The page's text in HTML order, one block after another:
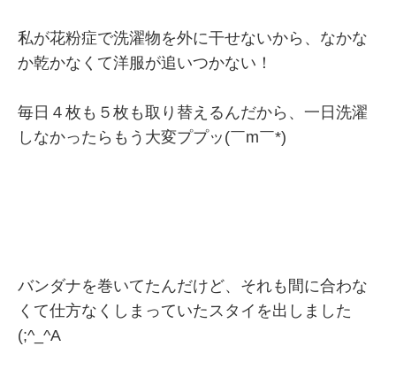
私が花粉症で洗濯物を外に干せないから、なかな
か乾かなくて洋服が追いつかない！
毎日４枚も５枚も取り替えるんだから、一日洗濯
しなかったらもう大変ププッ(￣m￣*)
バンダナを巻いてたんだけど、それも間に合わな
くて仕方なくしまっていたスタイを出しました
(;^_^A